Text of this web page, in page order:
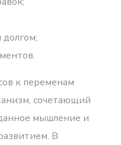
к переменам
сочетающий
мышление и
В